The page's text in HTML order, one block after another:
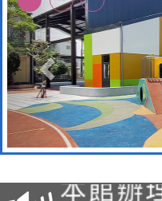
適應運
本館辦